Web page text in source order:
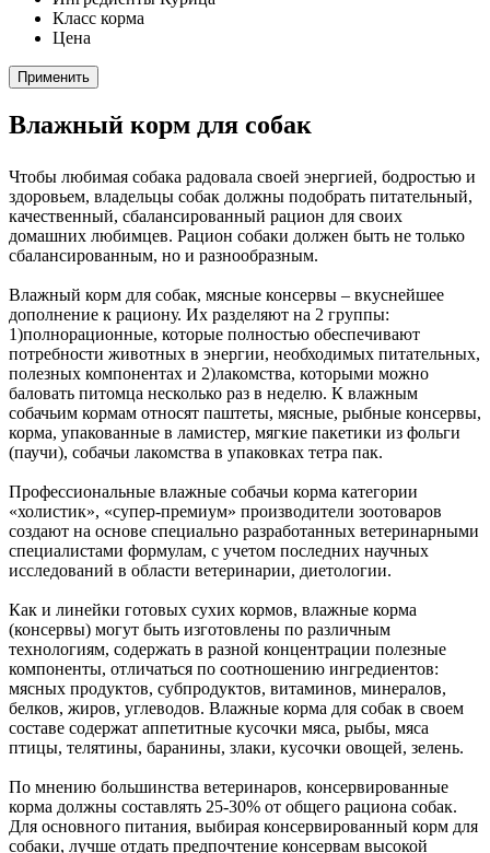
Класс корма
Цена
Применить
Влажный корм для собак
Чтобы любимая собака радовала своей энергией, бодростью и
здоровьем, владельцы собак должны подобрать питательный,
качественный, сбалансированный рацион для своих
домашних любимцев. Рацион собаки должен быть не только
сбалансированным, но и разнообразным.
Влажный корм для собак, мясные консервы – вкуснейшее
дополнение к рациону. Их разделяют на 2 группы:
1)полнорационные, которые полностью обеспечивают
потребности животных в энергии, необходимых питательных,
полезных компонентах и 2)лакомства, которыми можно
баловать питомца несколько раз в неделю. К влажным
собачьим кормам относят паштеты, мясные, рыбные консервы,
корма, упакованные в ламистер, мягкие пакетики из фольги
(паучи), собачьи лакомства в упаковках тетра пак.
Профессиональные влажные собачьи корма категории
«холистик», «супер-премиум» производители зоотоваров
создают на основе специально разработанных ветеринарными
специалистами формулам, с учетом последних научных
исследований в области ветеринарии, диетологии.
Как и линейки готовых сухих кормов, влажные корма
(консервы) могут быть изготовлены по различным
технологиям, содержать в разной концентрации полезные
компоненты, отличаться по соотношению ингредиентов:
мясных продуктов, субпродуктов, витаминов, минералов,
белков, жиров, углеводов. Влажные корма для собак в своем
составе содержат аппетитные кусочки мяса, рыбы, мяса
птицы, телятины, баранины, злаки, кусочки овощей, зелень.
По мнению большинства ветеринаров, консервированные
корма должны составлять 25-30% от общего рациона собак.
Для основного питания, выбирая консервированный корм для
собаки, лучше отдать предпочтение консервам высокой